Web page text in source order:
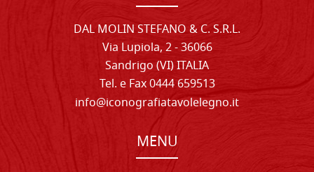
DAL MOLIN STEFANO & C. S.R.L.
Via Lupiola, 2 - 36066
Sandrigo (VI) ITALIA
Tel. e Fax 0444 659513
info@iconografiatavolelegno.it
MENU